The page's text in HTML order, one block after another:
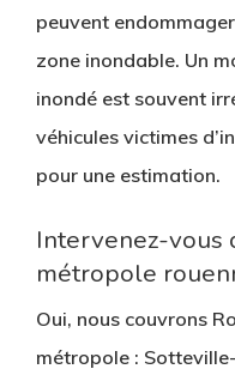
peuvent
zone inondable. Un
inondé est souvent
véhicules victimes
pour une estimation.
Intervenez-vous
métropole
Oui, nous couvrons
métropole :